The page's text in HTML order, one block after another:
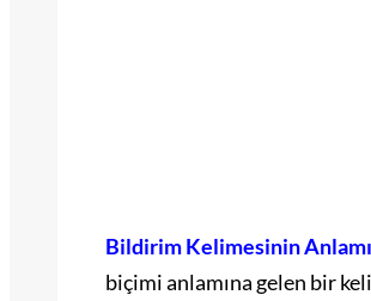
Bildirim Kelimesinin
biçimi anlamına gelen bir